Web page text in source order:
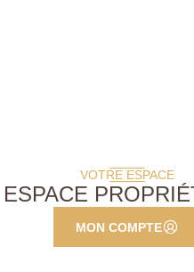
VOTRE ESPACE
ESPACE
MON COMPTE